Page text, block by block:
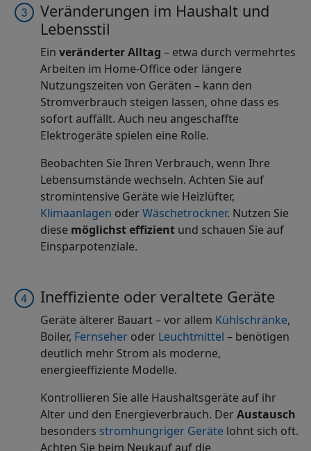
Veränderungen im Haushalt und
Lebensstil
Ein veränderter Alltag – etwa durch vermehrtes
Arbeiten im Home-Office oder längere
Nutzungszeiten von Geräten – kann den
Stromverbrauch steigen lassen, ohne dass es
sofort auffällt. Auch neu angeschaffte
Elektrogeräte spielen eine Rolle.
Beobachten Sie Ihren Verbrauch, wenn Ihre
Lebensumstände wechseln. Achten Sie auf
stromintensive Geräte wie Heizlüfter,
Klimaanlagen oderWäschetrockner. Nutzen Sie
diese möglichst effizient und schauen Sie auf
Einsparpotenziale.
Ineffiziente oder veraltete Geräte
Geräte älterer Bauart – vor allem Kühlschränke,
Boiler, Fernseher oder Leuchtmittel – benötigen
deutlich mehr Strom als moderne,
energieeffiziente Modelle.
Kontrollieren Sie alle Haushaltsgeräte auf ihr
Alter und den Energieverbrauch. DerAustausch
besonders stromhungriger Geräte lohnt sich oft.
Achten Sie beim Neukauf auf die